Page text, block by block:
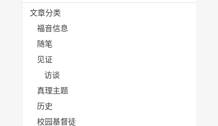
文章分类
福音信息
随笔
见证
访谈
真理主题
历史
校园基督徒